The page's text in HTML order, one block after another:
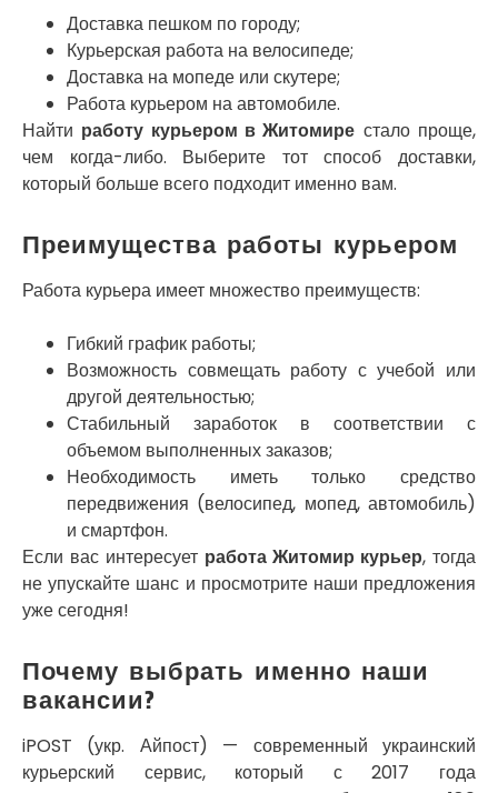
Доставка пешком по городу;
Курьерская работа на велосипеде;
Доставка на мопеде или скутере;
Работа курьером на автомобиле.
Найти работу курьером в Житомире стало проще,
чем когда-либо. Выберите тот способ доставки,
который больше всего подходит именно вам.
Преимущества работы курьером
Работа курьера имеет множество преимуществ:
Гибкий график работы;
Возможность совмещать работу с учебой или
другой деятельностью;
Стабильный заработок в соответствии с
объемом выполненных заказов;
Необходимость иметь только средство
передвижения (велосипед, мопед, автомобиль)
и смартфон.
Если вас интересует работа Житомир курьер, тогда
не упускайте шанс и просмотрите наши предложения
уже сегодня!
Почему выбрать именно наши
вакансии?
iPOST (укр. Айпост) — современный украинский
курьерский сервис, который с 2017 года
Нежин
Никитинцы
Николаев
Никополь
Новоалександровка
Новомосковск
Новоселки
Обухов
Обуховка
Одесса
Павлоград
Переяслав
Первомайск
Песочин
Петриков
Петропавловская Борщаговка
Подгородное
Погребы
Покров
Полтава
Прилуки
Путивль
Раздельная
Рени
Решетиловка
Ромны
Ровно